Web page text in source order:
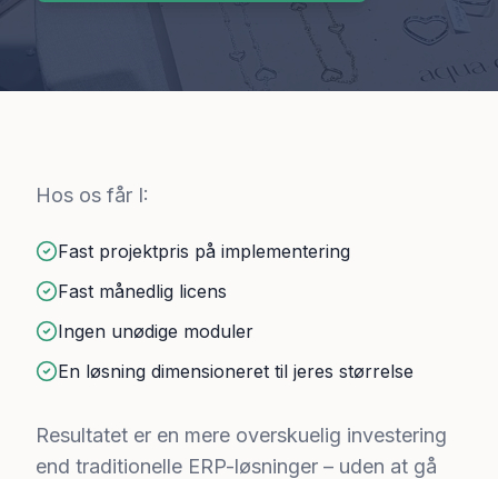
Hos os får I:
Fast projektpris på implementering
Fast månedlig licens
Ingen unødige moduler
En løsning dimensioneret til jeres størrelse
Resultatet er en mere overskuelig investering
end traditionelle ERP-løsninger – uden at gå